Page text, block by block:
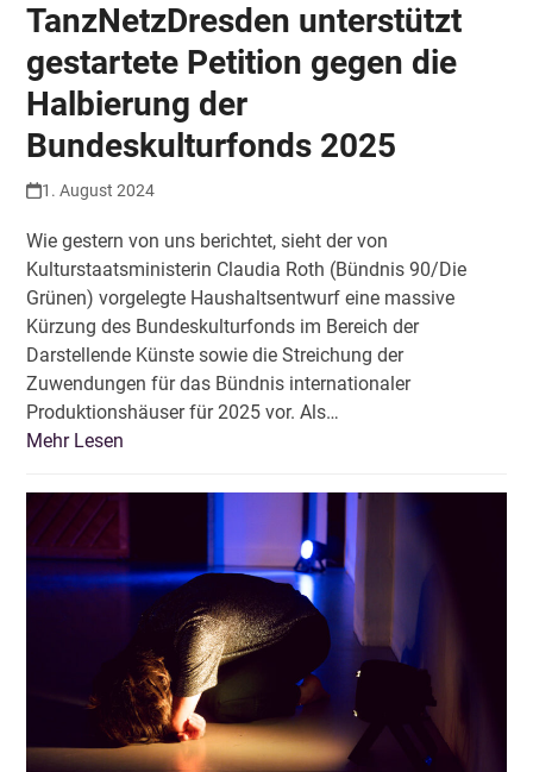
TanzNetzDresden unterstützt
gestartete Petition gegen die
Halbierung der
Bundeskulturfonds 2025
1. August 2024
Wie gestern von uns berichtet, sieht der von
Kulturstaatsministerin Claudia Roth (Bündnis 90/Die
Grünen) vorgelegte Haushaltsentwurf eine massive
Kürzung des Bundeskulturfonds im Bereich der
Darstellende Künste sowie die Streichung der
Zuwendungen für das Bündnis internationaler
Produktionshäuser für 2025 vor. Als…
Mehr Lesen